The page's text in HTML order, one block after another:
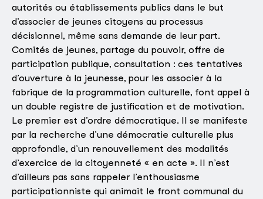
autorités ou établissements publics dans le but
d’associer de jeunes citoyens au processus
décisionnel, même sans demande de leur part.
Comités de jeunes, partage du pouvoir, offre de
participation publique, consultation : ces tentatives
d’ouverture à la jeunesse, pour les associer à la
fabrique de la programmation culturelle, font appel à
un double registre de justification et de motivation.
Le premier est d’ordre démocratique. Il se manifeste
par la recherche d’une démocratie culturelle plus
approfondie, d’un renouvellement des modalités
d’exercice de la citoyenneté « en acte ». Il n’est
d’ailleurs pas sans rappeler l’enthousiasme
participationniste qui animait le front communal du